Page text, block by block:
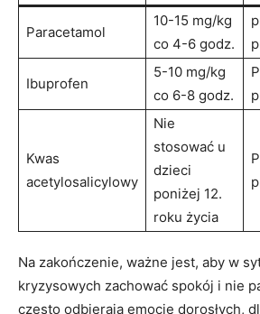
Paracetamol
10-15⁣ mg/kg
co 4-6 godz.
Ibuprofen
5-10 mg/kg
co 6-8 godz.
Kwas
acetylosalicylowy
Nie
stosować u⁢
dzieci
poniżej 12.
roku‍ życia
Na zakończenie, ważne jest, aby w
kryzysowych zachować spokój i nie
często odbierają emocje dorosłych,